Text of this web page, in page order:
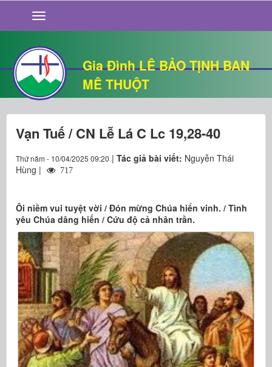
Gia Đình LÊ BẢO TỊNH BAN
MÊ THUỘT
GIỚI THIỆU
TIN TỨC
SỐNG ĐẠO
CHUYỆN NHÀ
QUÁN VĂN
THƯ GIÃN
Vạn Tuế / CN Lễ Lá C Lc 19,28-40
Thứ năm - 10/04/2025 09:20 | Tác giả bài viết: Nguyễn Thái
Hùng |
717
Ôi niềm vui tuyệt vời / Đón mừng Chúa hiển vinh. / Tình
yêu Chúa dâng hiến / Cứu độ cả nhân trần.